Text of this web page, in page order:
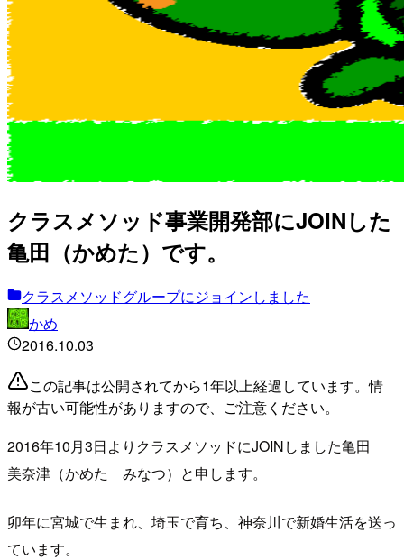
クラスメソッド事業開発部にJOINした
亀田（かめた）です。
クラスメソッドグループにジョインしました
かめ
2016.10.03
この記事は公開されてから1年以上経過しています。情
報が古い可能性がありますので、ご注意ください。
2016年10月3日よりクラスメソッドにJOINしました亀田
美奈津（かめた みなつ）と申します。
卯年に宮城で生まれ、埼玉で育ち、 神奈川で新婚生活を送っ
ています。